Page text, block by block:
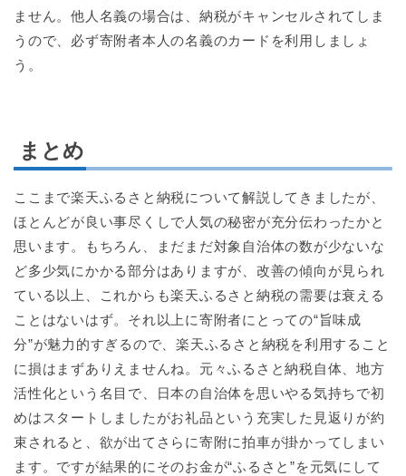
ません。他人名義の場合は、納税がキャンセルされてしま
うので、必ず寄附者本人の名義のカードを利用しましょ
う。
まとめ
ここまで楽天ふるさと納税について解説してきましたが、
ほとんどが良い事尽くしで人気の秘密が充分伝わったかと
思います。もちろん、まだまだ対象自治体の数が少ないな
ど多少気にかかる部分はありますが、改善の傾向が見られ
ている以上、これからも楽天ふるさと納税の需要は衰える
ことはないはず。それ以上に寄附者にとっての“旨味成
分”が魅力的すぎるので、楽天ふるさと納税を利用すること
に損はまずありえませんね。元々ふるさと納税自体、地方
活性化という名目で、日本の自治体を思いやる気持ちで初
めはスタートしましたがお礼品という充実した見返りが約
束されると、欲が出てさらに寄附に拍車が掛かってしまい
ます。ですが結果的にそのお金が“ふるさと”を元気にして